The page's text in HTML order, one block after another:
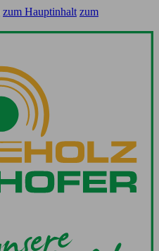
zum Hauptinhalt zum